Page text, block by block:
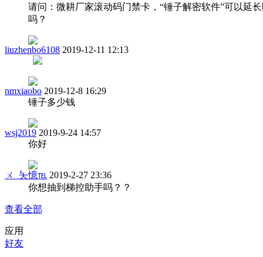
请问：微耕厂家滚动码门禁卡，“锤子解密软件”可以延
吗？
liuzhenbo6108 2019-12-11 12:13
nmxiaobo 2019-12-8 16:29
锤子多少钱
wsj2019 2019-9-24 14:57
你好
ㄨ_夨憶℡ 2019-2-27 23:36
你想抽到梯控助手吗？？
查看全部
应用
好友